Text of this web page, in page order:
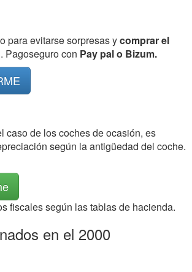
para evitarse sorpresas ycomprar el
Pagoseguro con Pay pal o Bizum.
caso de los coches de ocasión, es
según la antigüedad del coche.
fiscales según las tablas de hacienda.
en el 2000